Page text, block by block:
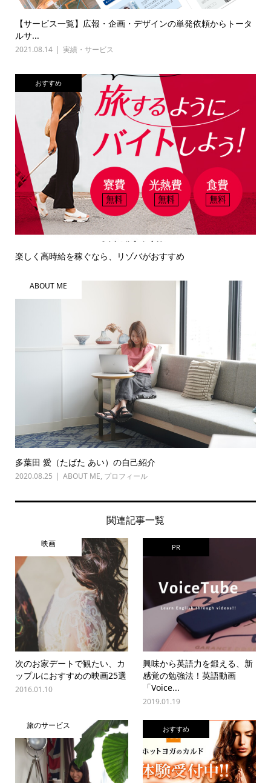
【サービス一覧】広報・企画・デザインの単発依頼からトータ
ルサ...
2021.08.14 実績・サービス
おすすめ
楽しく高時給を稼ぐなら、リゾバがおすすめ
ABOUT ME
多葉田 愛（たばた あい）の自己紹介
2020.08.25 ABOUT ME, プロフィール
関連記事一覧
映画
次のお家デートで観たい、カ
ップルにおすすめの映画25選
2016.01.10
PR
興味から英語力を鍛える、新
感覚の勉強法！英語動画
「Voice...
2019.01.19
旅のサービス おすすめ